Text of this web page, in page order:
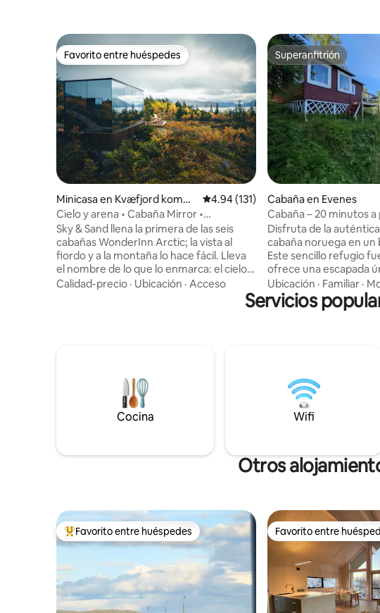
Favorito entre huéspedes
Favorito entre huéspedes
Minicasa en Kvæfjord komm
une
Calificación promedio: 4.94 de 5, 131
4.94 (131)
Cielo y arena • Cabaña Mirror •
WonderInn Arctic
Sky & Sand llena la primera de las seis
cabañas WonderInn Arctic; la vista al
fiordo y a la montaña lo hace fácil. Lleva
el nombre de lo que lo enmarca: el cielo
arriba y la pálida costa del Kvæfjord abajo.
El vidrio espejado refleja ambos a medida
Harstad, a 1 hora de Evenes. Sauna que
se puede reservar en el lugar. Ropa de
cama, toallas, bata, pantuflas. Ventana
de techo, sin oscurecimiento - antifaz
Calidad-precio · Ubicación · Acceso
Superanfitrión
Superanfitrión
Cabaña en Evenes
Cabaña – 20 minutos a
aeropuerto
Disfruta de la
cabaña noruega en
Este sencillo refugio
ofrece una escapada
suficientemente
sentirse remota, pero
aeropuerto de Evenes. Perfecto para
+ 3 minutos de
Restaurante y
suministros. Encanto fuera de la red: trae
agua, electricidad para
Ubicación · Familiar ·
Servicios
Cocina Wifi
Otros
Favorito entre huéspedes preferido
Favorito entre huéspedes Favorito entre
Favorito entre